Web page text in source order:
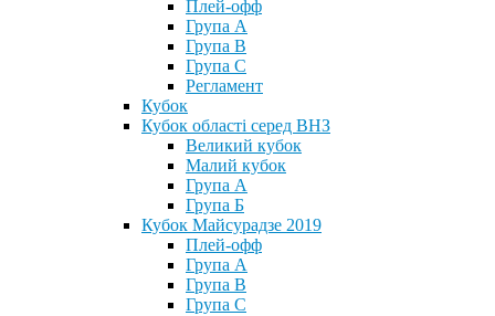
Плей-офф
Група А
Група В
Група С
Регламент
Кубок
Кубок області серед ВНЗ
Великий кубок
Малий кубок
Група А
Група Б
Кубок Майсурадзе 2019
Плей-офф
Група А
Група В
Група С